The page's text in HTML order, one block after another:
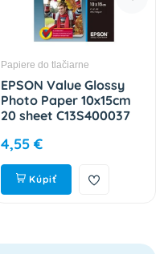
Papiere do tlačiarne
EPSON Value Glossy
Photo Paper 10x15cm
20 sheet C13S400037
4,55 €
Kúpiť